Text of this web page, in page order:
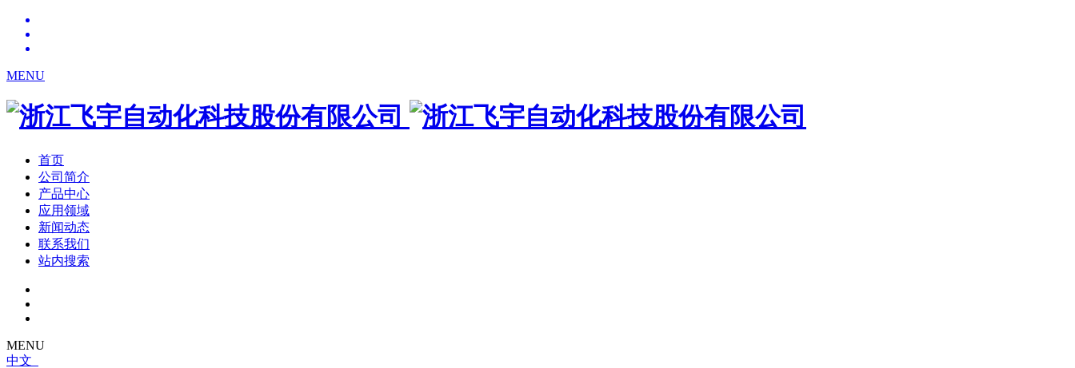
MENU
首页
公司简介
产品中心
应用领域
新闻动态
联系我们
站内搜索
MENU
中文